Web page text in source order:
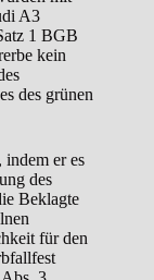
A3
1 BGB
kein
des grünen
indem er es
des
Beklagte
für den